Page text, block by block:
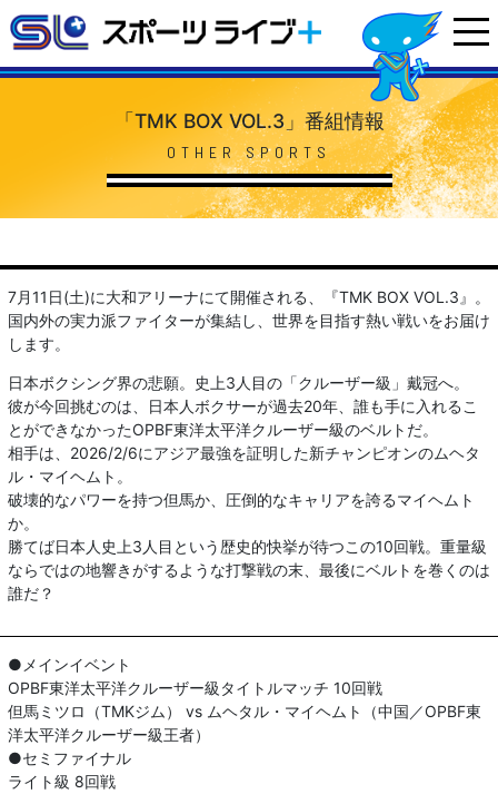
「TMK BOX VOL.3」番組情報
OTHER SPORTS
7月11日(土)に大和アリーナにて開催される、『TMK BOX VOL.3』。
国内外の実力派ファイターが集結し、世界を目指す熱い戦いをお届け
します。
日本ボクシング界の悲願。史上3人目の「クルーザー級」戴冠へ。
彼が今回挑むのは、日本人ボクサーが過去20年、誰も手に入れるこ
とができなかったOPBF東洋太平洋クルーザー級のベルトだ。
相手は、2026/2/6にアジア最強を証明した新チャンピオンのムヘタ
ル・マイヘムト。
破壊的なパワーを持つ但馬か、圧倒的なキャリアを誇るマイヘムト
か。
勝てば日本人史上3人目という歴史的快挙が待つこの10回戦。重量級
ならではの地響きがするような打撃戦の末、最後にベルトを巻くのは
誰だ？
●メインイベント
OPBF東洋太平洋クルーザー級タイトルマッチ 10回戦
但馬ミツロ（TMKジム） vs ムヘタル・マイヘムト（中国／OPBF東
洋太平洋クルーザー級王者）
●セミファイナル
ライト級 8回戦